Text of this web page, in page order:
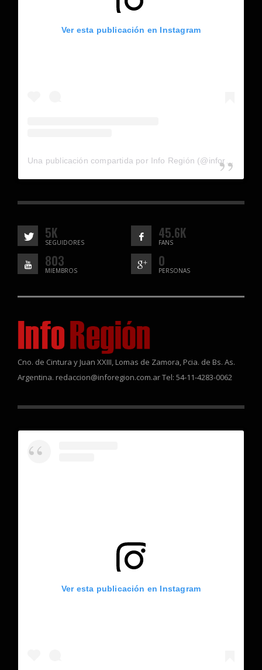
Ver esta publicación en Instagram
5K
SEGUIDORES
45.6K
FANS
803
MIEMBROS
0
PERSONAS
Cno. de Cintura y Juan XXIII, Lomas de Zamora, Pcia. de Bs. As.
Argentina. redaccion@inforegion.com.ar Tel: 54-11-4283-0062
Ver esta publicación en Instagram